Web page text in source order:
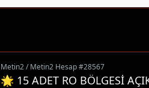
Metin2/Metin2 Hesap#28567
🌟 15 ADET RO BÖLGESİ